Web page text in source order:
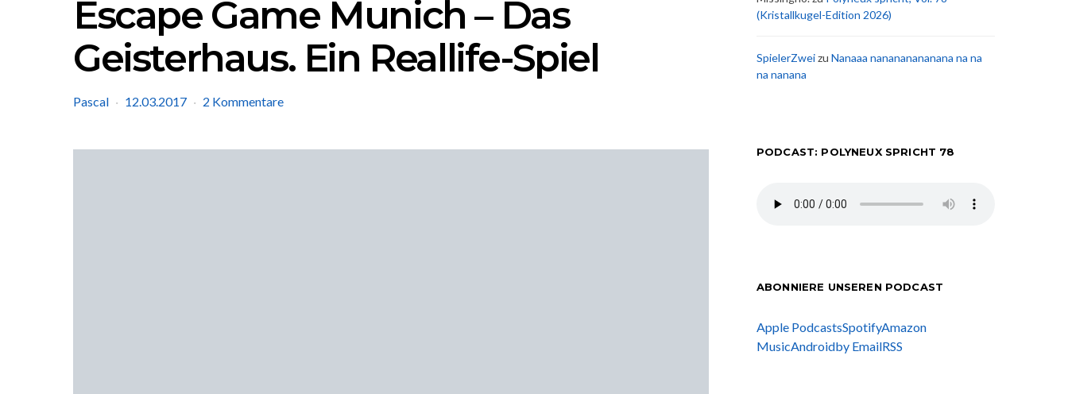
Escape Game Munich – Das
Geisterhaus. Ein Reallife-Spiel
Pascal 12.03.2017 2 Kommentare
(Kristallkugel-Edition 2026)
SpielerZweizu Nanaaa nanananananana na na
na nanana
PODCAST: POLYNEUX SPRICHT 78
ABONNIERE UNSEREN PODCAST
Apple PodcastsSpotifyAmazon
MusicAndroidby EmailRSS